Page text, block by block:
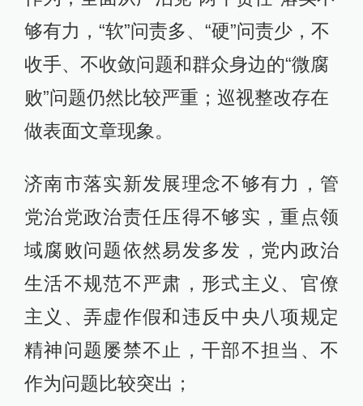
够有力，“软”问责多、“硬”问责少，不
收手、不收敛问题和群众身边的“微腐
败”问题仍然比较严重；巡视整改存在
做表面文章现象。
济南市落实新发展理念不够有力，管
党治党政治责任压得不够实，重点领
域腐败问题依然易发多发，党内政治
生活不规范不严肃，形式主义、官僚
主义、弄虚作假和违反中央八项规定
精神问题屡禁不止，干部不担当、不
作为问题比较突出；